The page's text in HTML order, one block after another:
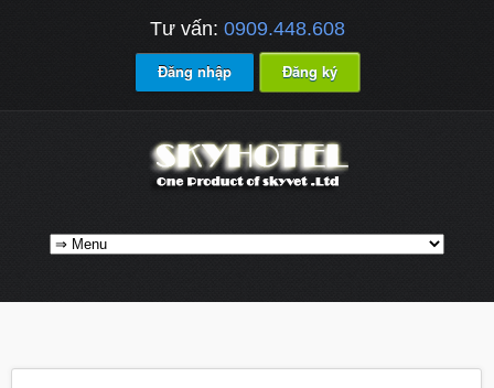
Tư vấn: 0909.448.608
Đăng nhập Đăng ký